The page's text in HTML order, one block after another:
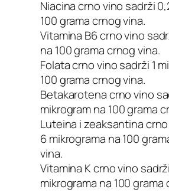
Niacina crno vino sadrži
100 grama crnog vina.
Vitamina B6 crno vino
na 100 grama crnog vina.
Folata crno vino sadrži 1
100 grama crnog vina.
Betakarotena crno vino
mikrogram na 100 grama
Luteina i zeaksantina
6 mikrograma na 100
vina.
Vitamina K crno vino
mikrograma na 100 grama